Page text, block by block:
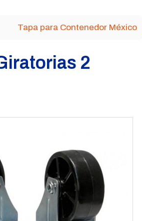
Tapa para Contenedor México
2